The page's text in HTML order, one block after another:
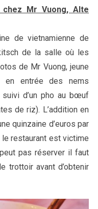
Mr Vuong, Alte
de vietnamienne de
de la salle où les
de Mr Vuong, jeune
en entrée des nems
d’un pho au bœuf
de riz). L’addition en
quinzaine d’euros par
restaurant est victime
pas réserver il faut
trottoir avant d’obtenir